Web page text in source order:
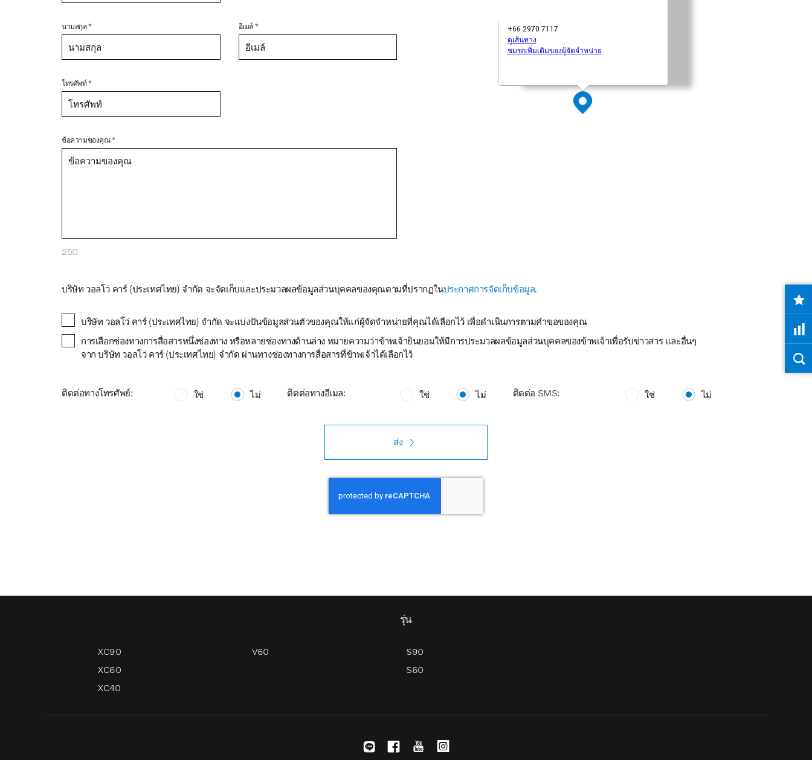
นามสกุล * อีเมล์ *
โทรศัพท์ *
ข้อความของคุณ *
250
บริษัท วอลโว่ คาร์ (ประเทศไทย) จำกัด จะจัดเก็บและประมวลผลข้อมูลส่วนบุคคลของคุณตามที่ปรากฏในประกาศการจัดเก็บข้อมูล.
บริษัท วอลโว่ คาร์ (ประเทศไทย) จำกัด จะแบ่งปันข้อมูลส่วนตัวของคุณให้แก่ผู้จัดจำหน่ายที่คุณได้เลือกไว้ เพื่อดำเนินการตามคำขอของคุณ
การเลือกช่องทางการสื่อสารหนึ่งช่องทาง หรือหลายช่องทางด้านล่าง หมายความว่าข้าพเจ้ายินยอมให้มีการประมวลผลข้อมูลส่วนบุคคลของข้าพเจ้าเพื่อรับข่าวสาร และอื่นๆ
จาก บริษัท วอลโว่ คาร์ (ประเทศไทย) จำกัด ผ่านทางช่องทางการสื่อสารที่ข้าพเจ้าได้เลือกไว้
ติดต่อทางโทรศัพย์: ใช่ ไม่ ติดต่อทางอีเมล: ใช่ ไม่ ติดต่อ SMS: ใช่ ไม่
ส่ง
รุ่น
XC90
XC60
XC40
V60
S90
S60